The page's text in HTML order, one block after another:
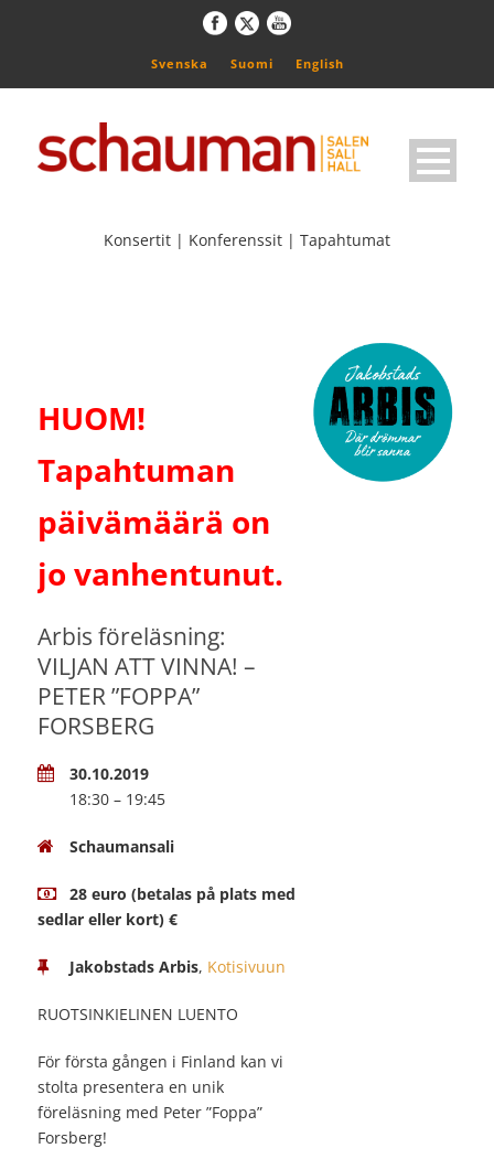
Svenska Suomi English
Konsertit | Konferenssit | Tapahtumat
HUOM!
Tapahtuman
päivämäärä on
jo vanhentunut.
Arbis föreläsning:
VILJAN ATT VINNA! –
PETER ”FOPPA”
FORSBERG
30.10.2019
18:30 – 19:45
Schaumansali
28 euro (betalas på plats med
sedlar eller kort) €
Jakobstads Arbis, Kotisivuun
RUOTSINKIELINEN LUENTO
För första gången i Finland kan vi
stolta presentera en unik
föreläsning med Peter ”Foppa”
Forsberg!